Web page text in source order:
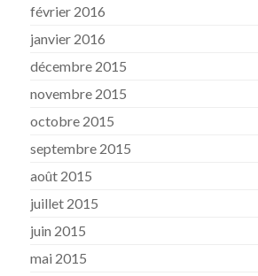
février 2016
janvier 2016
décembre 2015
novembre 2015
octobre 2015
septembre 2015
août 2015
juillet 2015
juin 2015
mai 2015